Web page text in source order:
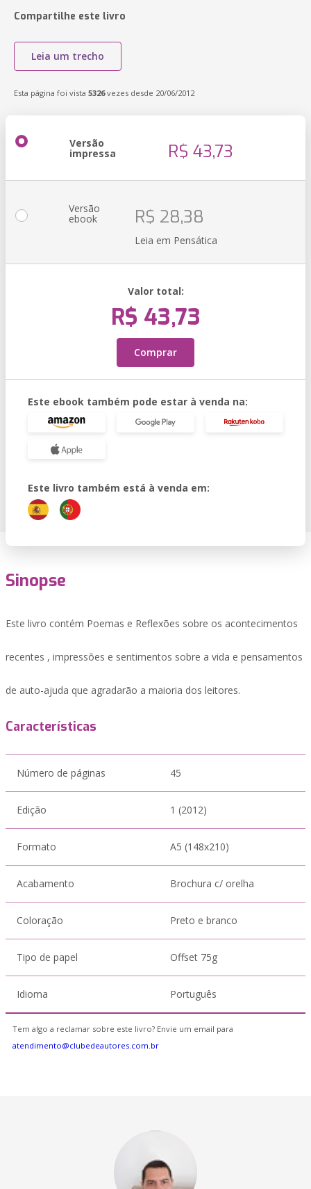
Compartilhe este livro
Leia um trecho
Esta página foi vista 5326vezes desde 20/06/2012
Versão
impressa R$ 43,73
Versão
ebook R$ 28,38
Leia em Pensática
Valor total:
R$ 43,73
Comprar
Este ebook também pode estar à venda na:
Este livro também está à venda em:
Sinopse
Este livro contém Poemas e Reflexões sobre os acontecimentos
recentes , impressões e sentimentos sobre a vida e pensamentos
de auto-ajuda que agradarão a maioria dos leitores.
Características
Número de páginas 45
Edição 1 (2012)
Formato A5 (148x210)
Acabamento Brochura c/ orelha
Coloração Preto e branco
Tipo de papel Offset 75g
Idioma Português
Tem algo a reclamar sobre este livro? Envie um email para
atendimento@clubedeautores.com.br